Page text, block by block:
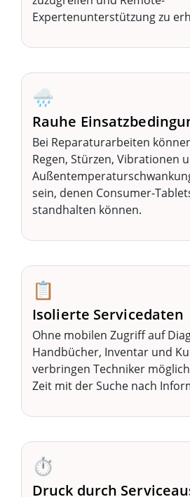
Expertenunterstützung zu
🌧️
Rauhe
Bei Reparaturarbeiten
Regen, Stürzen, Vibrationen
sein, denen Consumer-
standhalten können.
📋
Isolierte Servicedaten
Ohne mobilen Zugriff auf
Handbücher, Inventar und
verbringen Techniker
Zeit mit der Suche nach
⏱️
Druck durch